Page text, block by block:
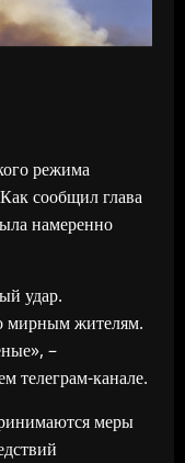
режима
сообщил глава
намеренно
удар.
мирным жителям.
–
телеграм-канале.
меры